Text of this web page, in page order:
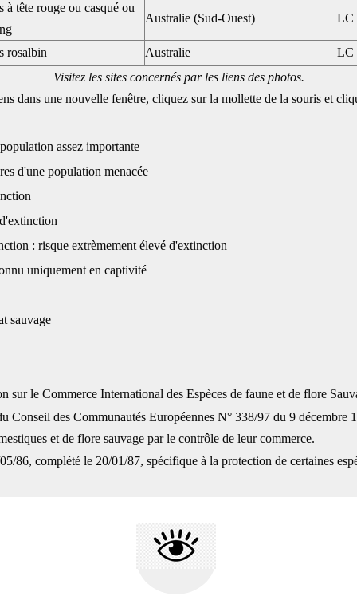
à tête rouge ou casqué ou
Australie (Sud-Ouest) LC
rosalbin Australie
LC
Visitez les sites concernés par les liens des photos.
dans une nouvelle fenêtre, cliquez sur la mollette de la souris et
assez importante
d'une population menacée
: risque extrèmement élevé d'extinction
uniquement en captivité
sauvage
sur le Commerce International des Espèces de faune et de flore
Conseil des Communautés Européennes N° 338/97 du 9 décembre
et de flore sauvage par le contrôle de leur commerce.
86, complété le 20/01/87, spécifique à la protection de certaines